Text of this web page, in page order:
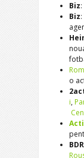
Biz
Biz
o
i,